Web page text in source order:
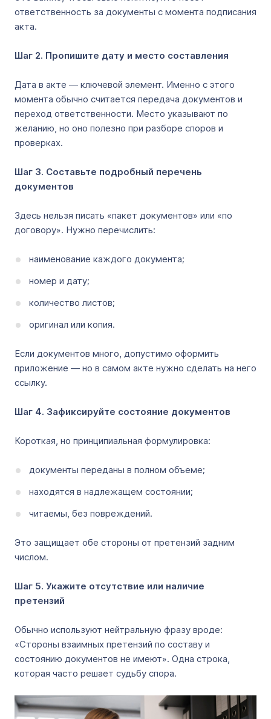
ответственность за документы с момента подписания
акта.
Шаг 2. Пропишите дату и место составления
Дата в акте — ключевой элемент. Именно с этого
момента обычно считается передача документов и
переход ответственности. Место указывают по
желанию, но оно полезно при разборе споров и
проверках.
Шаг 3. Составьте подробный перечень
документов
Здесь нельзя писать «пакет документов» или «по
договору». Нужно перечислить:
наименование каждого документа;
номер и дату;
количество листов;
оригинал или копия.
Если документов много, допустимо оформить
приложение — но в самом акте нужно сделать на него
ссылку.
Шаг 4. Зафиксируйте состояние документов
Короткая, но принципиальная формулировка:
документы переданы в полном объеме;
находятся в надлежащем состоянии;
читаемы, без повреждений.
Это защищает обе стороны от претензий задним
числом.
Шаг 5. Укажите отсутствие или наличие
претензий
Обычно используют нейтральную фразу вроде:
«Стороны взаимных претензий по составу и
состоянию документов не имеют». Одна строка,
которая часто решает судьбу спора.